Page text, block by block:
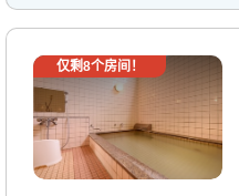
仅剩8个房间！